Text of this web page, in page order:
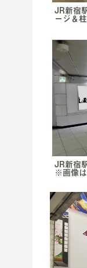
JR新宿
ージ＆
JR新宿
※画像